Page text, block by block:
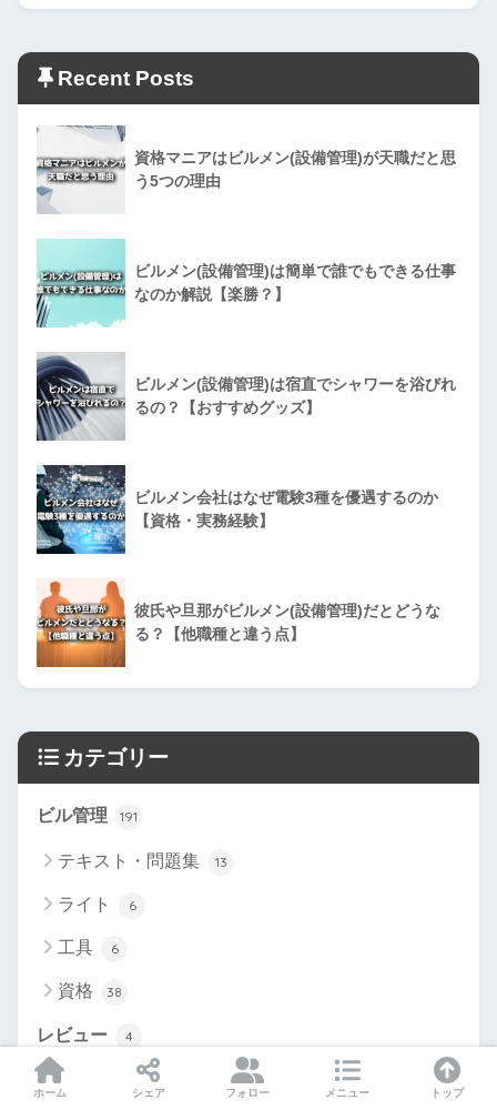
Recent Posts
資格マニアはビルメン(設備管理)が天職だと思
う5つの理由
ビルメン(設備管理)は簡単で誰でもできる仕事
なのか解説【楽勝？】
ビルメン(設備管理)は宿直でシャワーを浴びれ
るの？【おすすめグッズ】
ビルメン会社はなぜ電験3種を優遇するのか
【資格・実務経験】
彼氏や旦那がビルメン(設備管理)だとどうな
る？【他職種と違う点】
カテゴリー
ビル管理 191
テキスト・問題集 13
ライト 6
工具 6
資格 38
レビュー 4
夜勤・宿直 5
ホーム シェア フォロー メニュー トップ